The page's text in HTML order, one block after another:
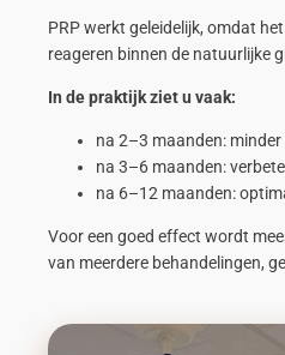
PRP werkt geleidelijk, omdat
reageren binnen de natuurlijke
In de praktijk ziet u vaak:
na 2–3 maanden: minder
na 3–6 maanden:
na 6–12 maanden:
Voor een goed effect wordt
van meerdere behandelingen,